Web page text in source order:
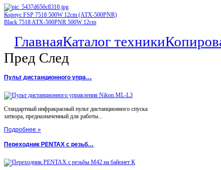
Корпус FSP 7518 500W 12cm (ATX-500PNR)
Black 7518 ATX-500PNR 500W 12cm
ГлавнаяКаталог техники
Пред След
Пульт дистанционного упра…
Стандартный инфракрасный пульт дистанционного спуска
затвора, предназначенный для работы...
Подробнее »
Переходник PENTAX с резьб…